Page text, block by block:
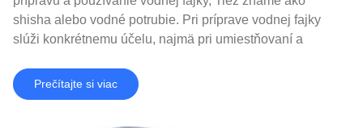
shisha alebo vodné potrubie. Pri príprave vodnej fajky
slúži konkrétnemu účelu, najmä pri umiestňovaní a
Prečítajte si viac